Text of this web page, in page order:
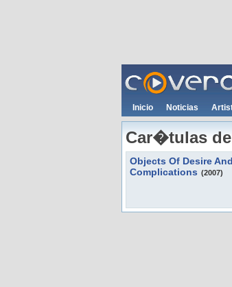
Inicio Noticias
Car�tulas de
Objects Of Desire
Complications (2007)